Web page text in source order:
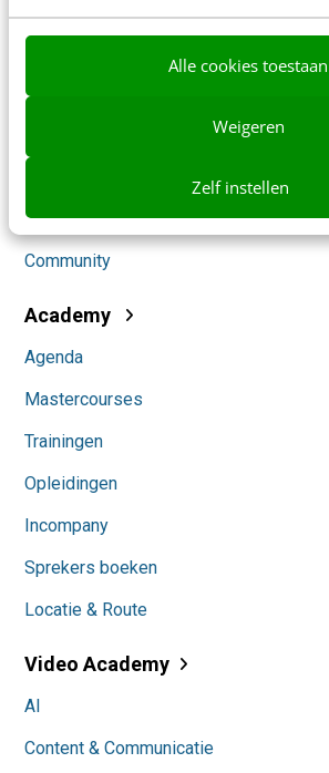
Alle cookies toestaan
Weigeren
Zelf instellen
Klantcontact & CX
Themanieuwsbrieven
Community
Academy
Agenda
Mastercourses
Trainingen
Opleidingen
Incompany
Sprekers boeken
Locatie & Route
Video Academy
AI
Content & Communicatie